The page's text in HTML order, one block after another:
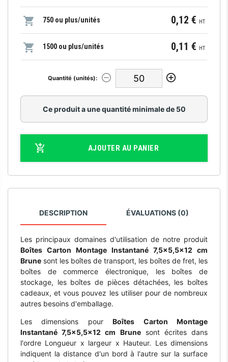
750 ou plus/unités 0,12 € HT
1500 ou plus/unités 0,11 € HT
Quantité (unités):
Ce produit a une quantité minimale de 50
AJOUTER AU PANIER
DESCRIPTION ÉVALUATIONS (0)
Les principaux domaines d'utilisation de notre produit
Boîtes Carton Montage Instantané 7,5x5,5x12 cm
Brunesont les boîtes de transport, les boîtes de fret, les
boîtes de commerce électronique, les boîtes de
stockage, les boîtes de pièces détachées, les boîtes
cadeaux, et vous pouvez les utiliser pour de nombreux
autres besoins d'emballage.
Les dimensions pourBoîtes Carton Montage
Instantané 7,5x5,5x12 cm Brunesont écrites dans
l'ordre Longueur x largeur x Hauteur. Les dimensions
indiquent la distance d'un bord à l'autre sur la surface